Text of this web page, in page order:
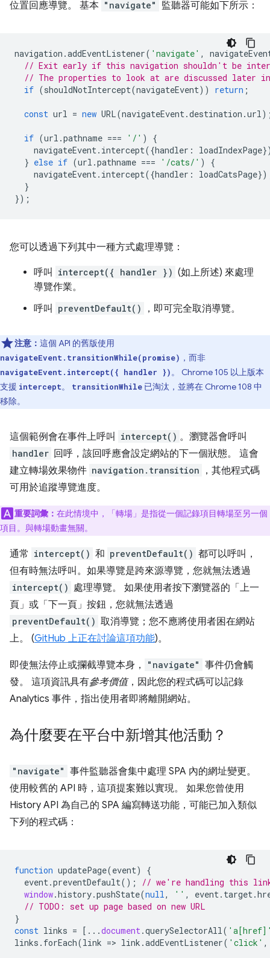
位置回應導覽。 基本 "navigate" 監聽器可能如下所示：
navigation .addEventListener( 'navigate' ,
// Exit early if this navigation shouldn't be
// The properties to look at are discussed later
if (shouldNotIntercept(navigateEvent)) return ;
const url = new URL(navigateEvent.destination .url
if (url .pathname === '/' )
{
navigateEvent. intercept({handler : loadIndexPage
} else if (url .pathname === '/cats/' )
{
navigateEvent. intercept({handler : loadCatsPage
}
});
您可以透過下列其中一種方式處理導覽：
呼叫 intercept({ handler }) (如上所述) 來處理
導覽作業。
呼叫
preventDefault() ，即可完全取消導覽。
注意： 這個 API 的舊版使用
navigateEvent.transitionWhile(promise) ，而非
navigateEvent.intercept({ handler })。 Chrome 105 以上版本
支援 intercept。 transitionWhile 已淘汰，並將在 Chrome 108 中
移除。
這個範例會在事件上呼叫 intercept() 。瀏覽器會呼叫
handler 回呼，該回呼應會設定網站的下一個狀態。 這會
建立轉場效果物件 navigation.transition
，其他程式碼
可用於追蹤導覽進度。
重要詞彙： 在此情境中，「轉場」是指從一個記錄項目轉場至另一個
項目。與轉場動畫無關。
通常 intercept() 和 preventDefault() 都可以呼叫，
但有時無法呼叫。如果導覽是跨來源導覽，您就無法透過
intercept() 處理導覽。 如果使用者按下瀏覽器的「上一
頁」或「下一頁」按鈕，您就無法透過
preventDefault() 取消導覽；您不應將使用者困在網站
上。 (GitHub 上正在討論這項功能)。
即使無法停止或攔截導覽本身， "navigate" 事件仍會觸
發。 這項資訊具有參考價值，因此您的程式碼可以記錄
Analytics 事件，指出使用者即將離開網站。
為什麼要在平台中新增其他活動？
"navigate" 事件監聽器會集中處理 SPA 內的網址變更。
使用較舊的 API 時，這項提案難以實現。 如果您曾使用
History API 為自己的 SPA 編寫轉送功能，可能已加入類似
下列的程式碼：
function updatePage(event)
{
event.preventDefault();
// we're handling this
window.history.pushState(null, '' , event. target.
// TODO: set up page based on new URL
}
const links = [...document.querySelectorAll(
links . forEach(link => link .addEventListener( 'click' ,